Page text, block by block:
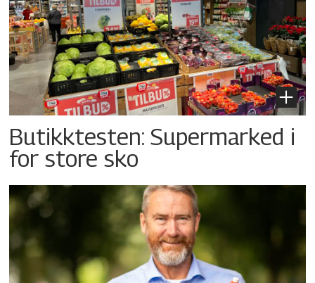
Butikktesten: Supermarked i
for store sko